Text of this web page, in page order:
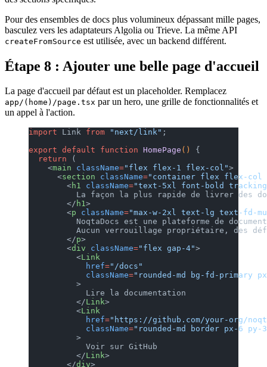
Pour des ensembles de docs plus volumineux dépassant mille pages,
basculez vers les adaptateurs Algolia ou Trieve. La même API
createFromSource est utilisée, avec un backend différent.
Étape 8 : Ajouter une belle page d'accueil
La page d'accueil par défaut est un placeholder. Remplacez
app/(home)/page.tsx par un hero, une grille de fonctionnalités et
un appel à l'action.
import Link from "next/link" ;
export default function HomePage () {
  return
(
    <
main className="flex flex-1 flex-col">
      <
section className="container flex flex-col
        <
h1 className="text-5xl font-bold
La façon la plus rapide de livrer des
        </
h1>
        <
p className="max-w-2xl text-lg text-fd-
NoqtaDocs est une plateforme de
Aucun verrouillage propriétaire, des
        </
p>
        <
div className="flex gap-4">
          <
Link
            href
="/docs"
            className
="rounded-md bg-fd-primary
          >
            Lire la documentation
          </
Link>
          <
Link
            href
="https://github.com/your-org/
            className
="rounded-md border px-6 py-
          >
            Voir sur GitHub
          </
Link>
        </
div>